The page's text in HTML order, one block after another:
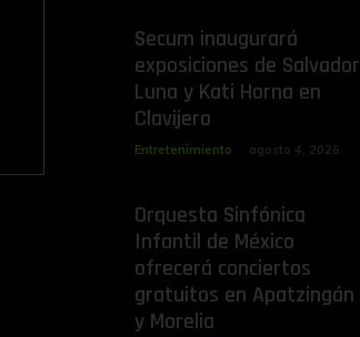
Secum inaugurará
exposiciones de Salvador
Luna y Kati Horna en
Clavijero
Entretenimiento agosto 4, 2026
Orquesta Sinfónica
Infantil de México
ofrecerá conciertos
gratuitos en Apatzingán
y Morelia